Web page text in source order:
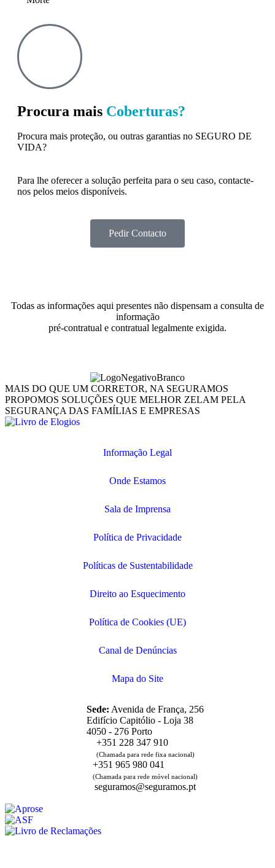
Procura mais Coberturas?
Procura mais proteção, ou outras garantias no SEGURO DE
VIDA?
Para lhe oferecer a solução perfeita para o seu caso, contacte-
nos pelos meios disponíveis.
Pedir Contacto
Todas as informações aqui presentes não dispensam a consulta de
informação
pré-contratual e contratual legalmente exigida.
MAIS DO QUE UM CORRETOR, NA SEGURAMOS
PROPOMOS SOLUÇÕES QUE MELHOR ZELAM PELA
SEGURANÇA DAS FAMÍLIAS E EMPRESAS
Informação Legal
Onde Estamos
Sala de Imprensa
Política de Privacidade
Políticas de Sustentabilidade
Direito ao Esquecimento
Política de Cookies (UE)
Canal de Denúncias
Mapa do Site
Sede: Avenida de França, 256
Edifício Capitólio - Loja 38
4050 - 276 Porto
+351 228 347 910
(Chamada para rede fixa nacional)
+351 965 980 041
(Chamada para rede móvel nacional)
seguramos@seguramos.pt